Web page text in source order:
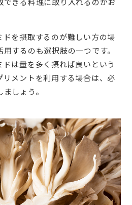
を摂取するのが難しい方の場
するのも選択肢の一つです。
は量を多く摂れば良いという
メントを利用する場合は、必
しょう。